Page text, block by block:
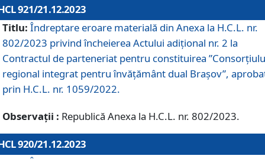
921/21.12.2023
Titlu: Îndreptare eroare materială din Anexa la H.C.L. nr.
802/2023 privind încheierea Actului adițional nr. 2 la
Contractul de parteneriat pentru constituirea
regional integrat pentru învățământ dual Brașov”,
prin H.C.L. nr. 1059/2022.
Observații : Republică Anexa la H.C.L. nr. 802/2023.
920/21.12.2023